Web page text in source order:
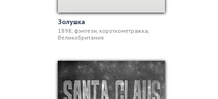
Золушка
1898, фэнтези, короткометражка,
Великобритания